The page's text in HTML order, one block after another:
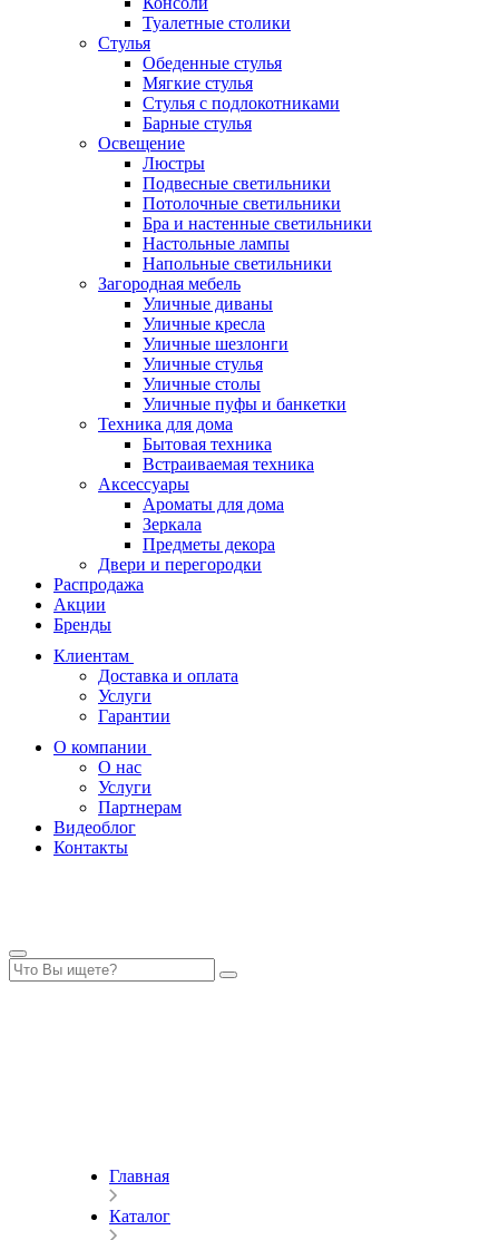
Туалетные столики
Стулья
Обеденные стулья
Мягкие стулья
Стулья с подлокотниками
Барные стулья
Освещение
Люстры
Подвесные светильники
Потолочные светильники
Бра и настенные светильники
Настольные лампы
Напольные светильники
Загородная мебель
Уличные диваны
Уличные кресла
Уличные шезлонги
Уличные стулья
Уличные столы
Уличные пуфы и банкетки
Техника для дома
Бытовая техника
Встраиваемая техника
Аксессуары
Ароматы для дома
Зеркала
Предметы декора
Двери и перегородки
Распродажа
Акции
Бренды
Клиентам
Доставка и оплата
Услуги
Гарантии
О компании
О нас
Услуги
Партнерам
Видеоблог
Контакты
Главная
Каталог